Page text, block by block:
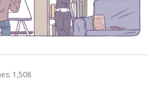
1,508